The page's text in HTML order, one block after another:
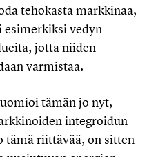
tehokasta markkinaa,
esimerkiksi vedyn
jotta niiden
varmistaa.
tämän jo nyt,
integroidun
tämä riittävää, on sitten